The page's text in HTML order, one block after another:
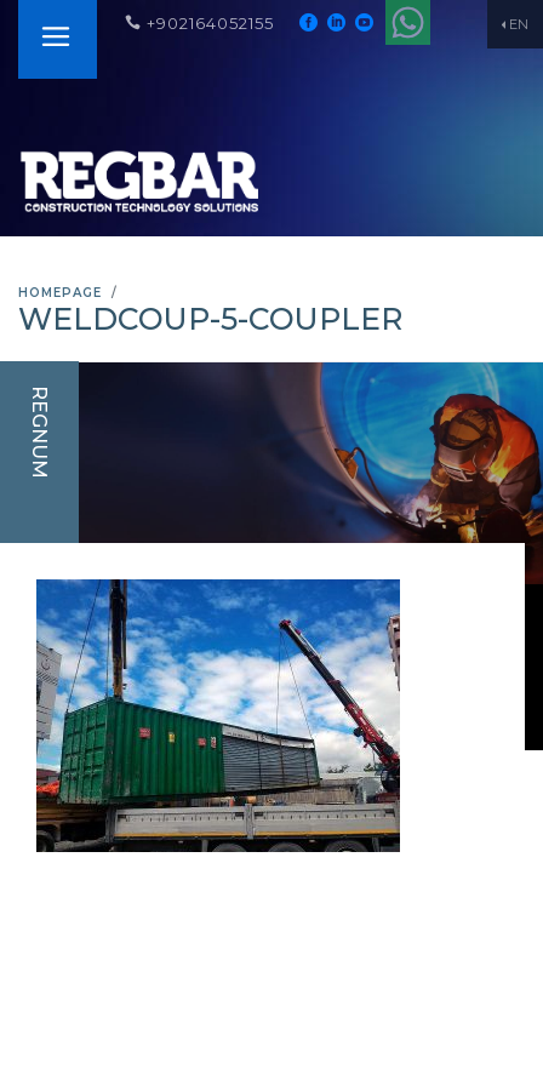
EN
+902164052155
HOMEPAGE
WELDCOUP-5-COUPLER
REGNUM